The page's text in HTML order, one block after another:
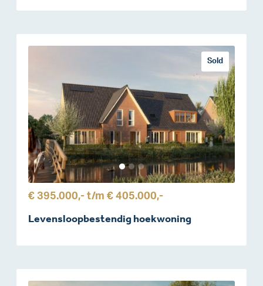
Sold
€ 395.000,- t/m € 405.000,-
Levensloopbestendig hoekwoning